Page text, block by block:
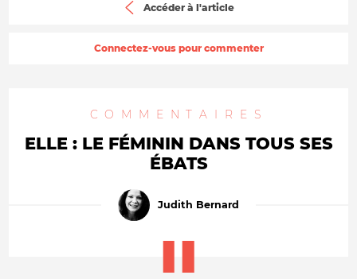
Accéder à l'article
Connectez-vous pour commenter
COMMENTAIRES
ELLE : LE FÉMININ DANS TOUS SES
ÉBATS
Judith Bernard